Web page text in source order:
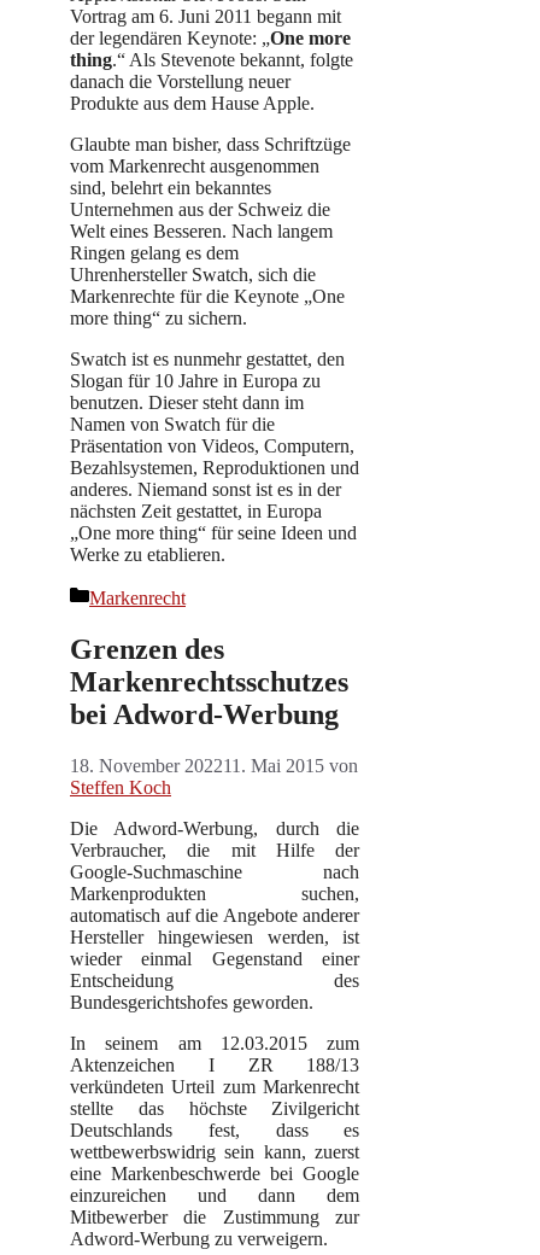
Vortrag am 6. Juni 2011 begann mit
der legendären Keynote: „One more
thing.“ Als Stevenote bekannt, folgte
danach die Vorstellung neuer
Produkte aus dem Hause Apple.
Glaubte man bisher, dass Schriftzüge
vom Markenrecht ausgenommen
sind, belehrt ein bekanntes
Unternehmen aus der Schweiz die
Welt eines Besseren. Nach langem
Ringen gelang es dem
Uhrenhersteller Swatch, sich die
Markenrechte für die Keynote „One
more thing“ zu sichern.
Swatch ist es nunmehr gestattet, den
Slogan für 10 Jahre in Europa zu
benutzen. Dieser steht dann im
Namen von Swatch für die
Präsentation von Videos, Computern,
Bezahlsystemen, Reproduktionen und
anderes. Niemand sonst ist es in der
nächsten Zeit gestattet, in Europa
„One more thing“ für seine Ideen und
Werke zu etablieren.
Kategorien
Markenrecht
Grenzen des
Markenrechtsschutzes
bei Adword-Werbung
18. November 202211. Mai 2015 von
Steffen Koch
Die Adword-Werbung, durch die
Verbraucher, die mit Hilfe der
Google-Suchmaschine nach
Markenprodukten suchen,
automatisch auf die Angebote anderer
Hersteller hingewiesen werden, ist
wieder einmal Gegenstand einer
Entscheidung des
Bundesgerichtshofes geworden.
In seinem am 12.03.2015 zum
Aktenzeichen I ZR 188/13
verkündeten Urteil zum Markenrecht
stellte das höchste Zivilgericht
Deutschlands fest, dass es
wettbewerbswidrig sein kann, zuerst
eine Markenbeschwerde bei Google
einzureichen und dann dem
Mitbewerber die Zustimmung zur
Adword-Werbung zu verweigern.